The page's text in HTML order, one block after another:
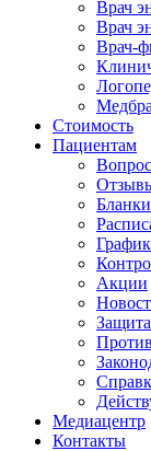
Врач
Врач
Врач-
Стоимость
Пациентам
Акции
Медиацентр
Контакты